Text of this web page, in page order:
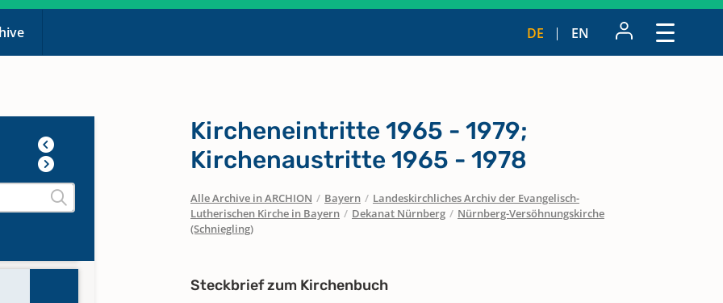
DE EN
Kircheneintritte 1965 - 1979;
Kirchenaustritte 1965 - 1978
Alle Archive in ARCHION / Bayern / Landeskirchliches Archiv der Evangelisch-
Lutherischen Kirche in Bayern / Dekanat Nürnberg / Nürnberg-Versöhnungskirche
(Schniegling)
Steckbrief zum Kirchenbuch